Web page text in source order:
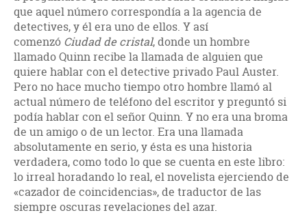
que aquel número correspondía a la agencia de
detectives, y él era uno de ellos. Y así
comenzó Ciudad de cristal, donde un hombre
llamado Quinn recibe la llamada de alguien que
quiere hablar con el detective privado Paul Auster.
Pero no hace mucho tiempo otro hombre llamó al
actual número de teléfono del escritor y preguntó si
podía hablar con el señor Quinn. Y no era una broma
de un amigo o de un lector. Era una llamada
absolutamente en serio, y ésta es una historia
verdadera, como todo lo que se cuenta en este libro:
lo irreal horadando lo real, el novelista ejerciendo de
«cazador de coincidencias», de traductor de las
siempre oscuras revelaciones del azar.